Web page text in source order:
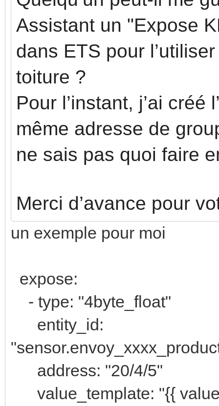
Assistant un "Expose
dans ETS pour
toiture ?
Pour l’instant, j’ai créé
même adresse de
ne sais pas quoi faire
Merci d’avance pour
un exemple pour moi
expose:
- type: "4byte_float"
entity_id:
address: "20/4/5"
value_template: "{{ value